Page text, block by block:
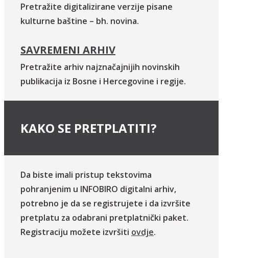
Pretražite digitalizirane verzije pisane
kulturne baštine – bh. novina.
SAVREMENI ARHIV
Pretražite arhiv najznačajnijih novinskih
publikacija iz Bosne i Hercegovine i regije.
KAKO SE PRETPLATITI?
Da biste imali pristup tekstovima
pohranjenim u INFOBIRO digitalni arhiv,
potrebno je da se registrujete i da izvršite
pretplatu za odabrani pretplatnički paket.
Registraciju možete izvršiti ovdje.